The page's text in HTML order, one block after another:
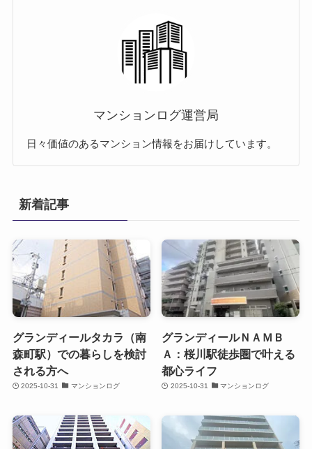
マンションログ運営局
日々価値のあるマンション情報をお届けしています。
新着記事
グランディールタカラ（南
森町駅）での暮らしを検討
される方へ
2025-10-31 マンションログ
グランディールＮＡＭＢ
Ａ：桜川駅徒歩圏で叶える
都心ライフ
2025-10-31 マンションログ